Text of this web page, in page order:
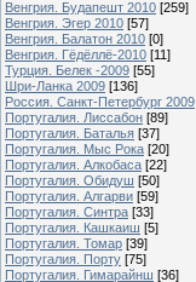
Венгрия. Будапешт 2010 [259]
Венгрия. Эгер 2010 [57]
Венгрия. Балатон 2010 [0]
Венгрия. Гёдёллё-2010 [11]
Турция. Белек -2009 [55]
Шри-Ланка 2009 [136]
Россия. Санкт-Петербург 2009
Португалия. Лиссабон [89]
Португалия. Баталья [37]
Португалия. Мыс Рока [20]
Португалия. Алкобаса [22]
Португалия. Обидуш [50]
Португалия. Алгарви [59]
Португалия. Синтра [33]
Португалия. Кашкаиш [5]
Португалия. Томар [39]
Португалия. Порту [75]
Португалия. Гимарайнш [36]